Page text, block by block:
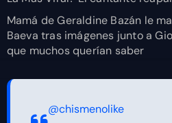
Mamá de Geraldine Bazán le
Baeva tras imágenes junto a
que muchos querían saber
@chismenolike